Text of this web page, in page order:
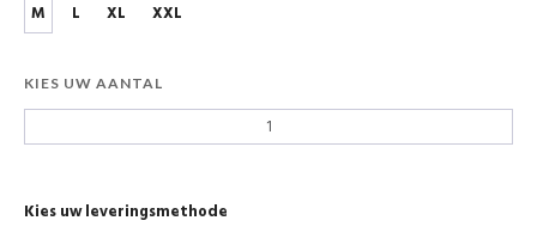
M L XL XXL
KIES UW AANTAL
Kies uw leveringsmethode